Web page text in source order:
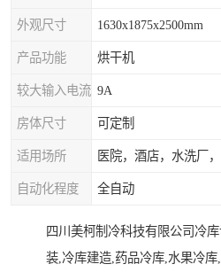
外观尺寸 1630x1875x2500mm
产品功能 烘干机
较大输入电流 9A
房体尺寸 可定制
适用场所 医院，酒店，水洗厂
自动化程度 全自动
四川美柯制冷科技有限公司冷
装,冷库建造,药品冷库,水果冷